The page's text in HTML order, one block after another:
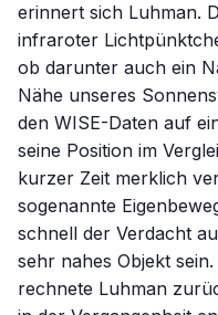
erinnert sich Luhman.
infraroter
ob darunter auch ein
Nähe unseres
den WISE-Daten auf
seine Position im
kurzer Zeit merklich
sogenannte
schnell der Verdacht
sehr nahes Objekt
rechnete Luhman